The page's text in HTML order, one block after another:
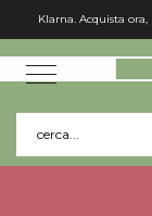
Klarna. Acquista
cerca...